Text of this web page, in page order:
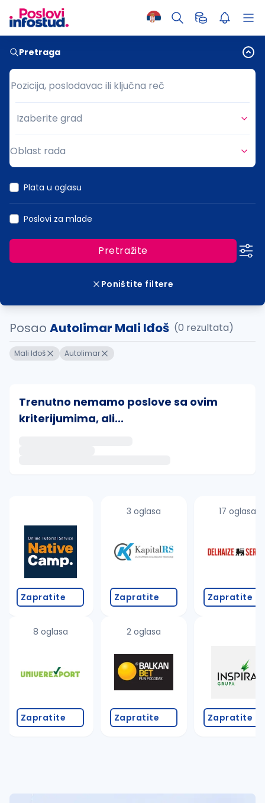
Pretraga
Pozicija, poslodavac ili ključna reč
Pozicija, poslodavac ili ključna reč
Grad
Izaberite grad
Oblast rada
Plata u oglasu
Poslovi za mlade
Pretražite
Poništite filtere
Posao Autolimar Mali Iđoš (0 rezultata)
Mali Iđoš Autolimar
Trenutno nemamo poslove sa ovim
kriterijumima, ali...
Takođe možete da:
proverite pravopisne greške (koristite č, ć, š, đ,
povećajte radijus za odabrani grad
promenite odabrane filtere pretrage
Zapratite
8 oglasa
Zapratite
3 oglasa
Zapratite
2 oglasa
Zapratite
17 oglasa
Zapratite
Zapratite